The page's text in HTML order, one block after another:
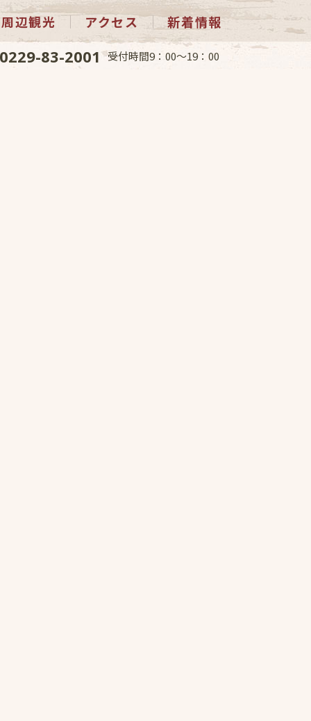
周辺観光 アクセス 新着情報
0229-83-2001 受付時間9：00～19：00